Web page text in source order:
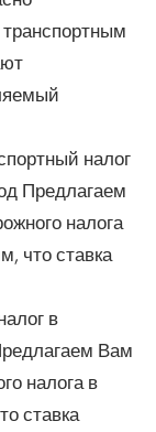
налог
Предлагаем
налога
что ставка
в
Вам
налога в
ставка